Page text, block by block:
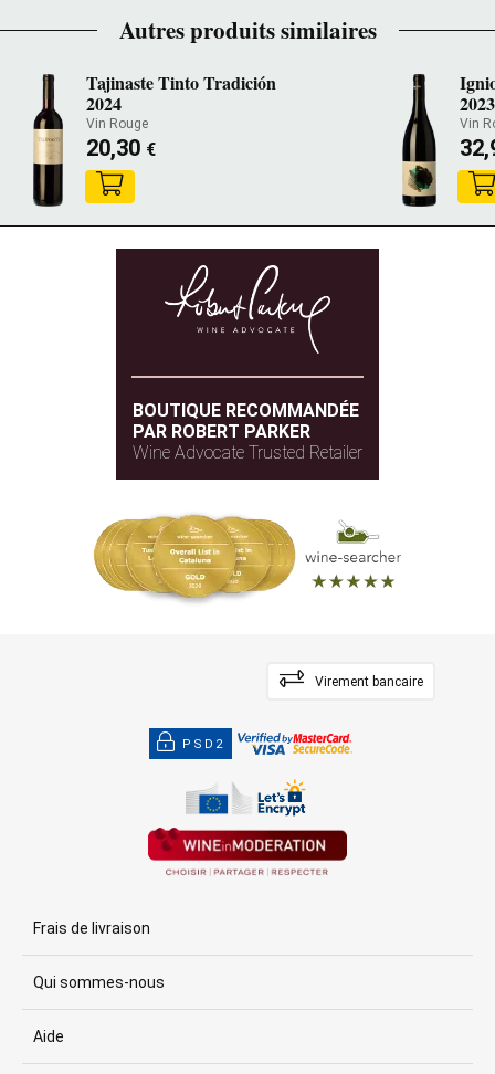
Autres produits similaires
Tajinaste Tinto Tradición
2024
Vin Rouge
20,30 €
2023
Vin
BOUTIQUE RECOMMANDÉE
PAR ROBERT PARKER
Wine Advocate Trusted Retailer
Virement bancaire
PSD2
Frais de livraison
Qui sommes-nous
Aide